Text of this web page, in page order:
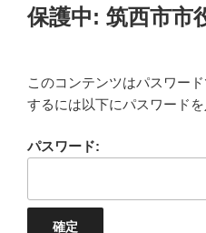
稿
日:
保護中: 筑西市市
このコンテンツはパスワー
するには以下にパスワードを
パスワード: